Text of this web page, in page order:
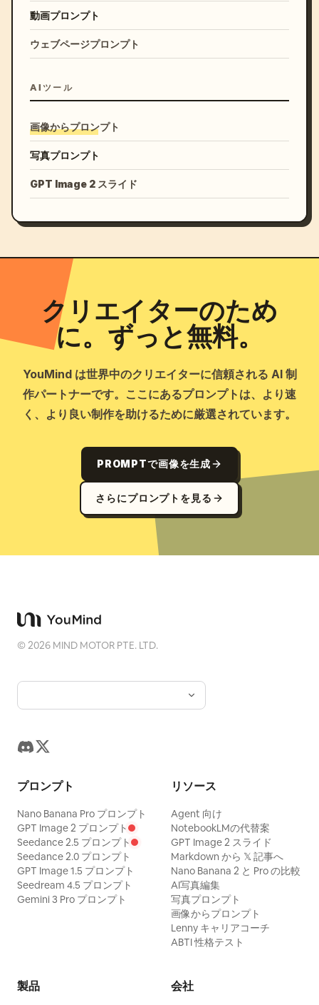
動画プロンプト
ウェブページプロンプト
AIツール
画像からプロンプト
写真プロンプト
GPT Image 2 スライド
クリエイターのため
に。ずっと無料。
YouMind は世界中のクリエイターに信頼される AI 制
作パートナーです。ここにあるプロンプトは、より速
く、より良い制作を助けるために厳選されています。
PROMPTで画像を生成
さらにプロンプトを見る
©2026 MIND MOTOR PTE. LTD.
プロンプト
Nano Banana Pro プロンプト
GPT Image 2 プロンプト
Seedance 2.5 プロンプト
Seedance 2.0 プロンプト
GPT Image 1.5 プロンプト
Seedream 4.5 プロンプト
Gemini 3 Pro プロンプト
リソース
Agent 向け
NotebookLMの代替案
GPT Image 2 スライド
Markdown から 𝕏 記事へ
Nano Banana 2 と Pro の比較
AI写真編集
写真プロンプト
画像からプロンプト
Lenny キャリアコーチ
ABTI 性格テスト
製品 会社